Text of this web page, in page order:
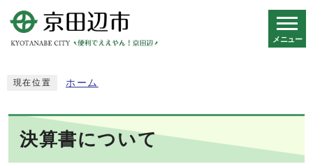
メニュー
現在位置 ホーム
決算書について